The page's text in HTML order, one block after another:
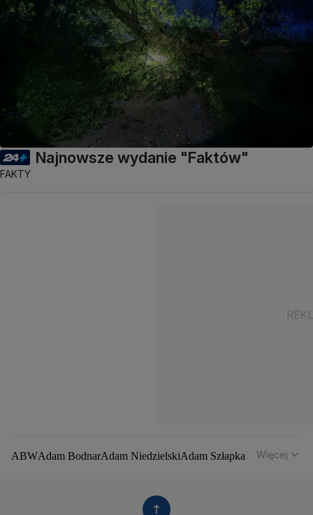
Najnowsze wydanie "Faktów"
FAKTY
ABWAdam BodnarAdam NiedzielskiAdam Szłapka
Aleksander Kwaśniewski
Więcej